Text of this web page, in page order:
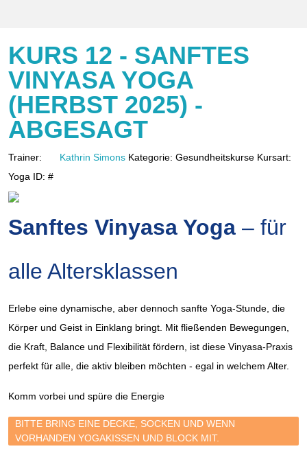
KURS 12 - SANFTES
VINYASA YOGA
(HERBST 2025) -
ABGESAGT
Trainer: Kathrin Simons Kategorie: Gesundheitskurse Kursart:
Yoga ID: #
Sanftes Vinyasa Yoga – für
alle Altersklassen
Erlebe eine dynamische, aber dennoch sanfte Yoga-Stunde, die
Körper und Geist in Einklang bringt. Mit fließenden Bewegungen,
die Kraft, Balance und Flexibilität fördern, ist diese Vinyasa-Praxis
perfekt für alle, die aktiv bleiben möchten - egal in welchem Alter.
Komm vorbei und spüre die Energie
BITTE BRING EINE DECKE, SOCKEN UND WENN
VORHANDEN YOGAKISSEN UND BLOCK MIT.